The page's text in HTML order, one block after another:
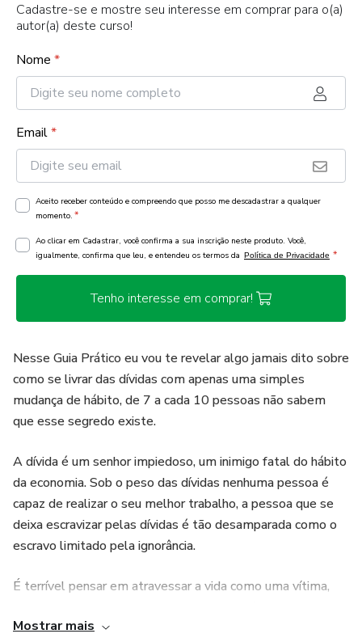
Cadastre-se e mostre seu interesse em comprar para o(a)
autor(a) deste curso!
Nome *
Email*
Aceito receber conteúdo e compreendo que posso me descadastrar a qualquer
momento. *
Ao clicar em Cadastrar, você confirma a sua inscrição neste produto. Você,
igualmente, confirma que leu, e entendeu os termos da Política de Privacidade *
Tenho interesse em comprar!
Nesse Guia Prático eu vou te revelar algo jamais dito sobre
como se livrar das dívidas com apenas uma simples
mudança de hábito, de 7 a cada 10 pessoas não sabem
que esse segredo existe.
A dívida é um senhor impiedoso, um inimigo fatal do hábito
da economia. Sob o peso das dívidas nenhuma pessoa é
capaz de realizar o seu melhor trabalho, a pessoa que se
deixa escravizar pelas dívidas é tão desamparada como o
escravo limitado pela ignorância.
É terrível pensar em atravessar a vida como uma vítima,
acumulação de dívidas é um hábito. Começa de modo
Mostrar mais